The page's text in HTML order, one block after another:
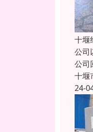
十堰
公司
公司
十堰
24-